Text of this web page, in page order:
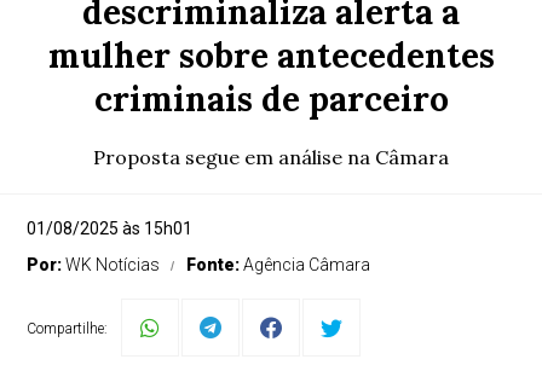
descriminaliza alerta a
mulher sobre antecedentes
criminais de parceiro
Proposta segue em análise na Câmara
01/08/2025 às 15h01
Por:WK Notícias Fonte:Agência Câmara
Compartilhe: